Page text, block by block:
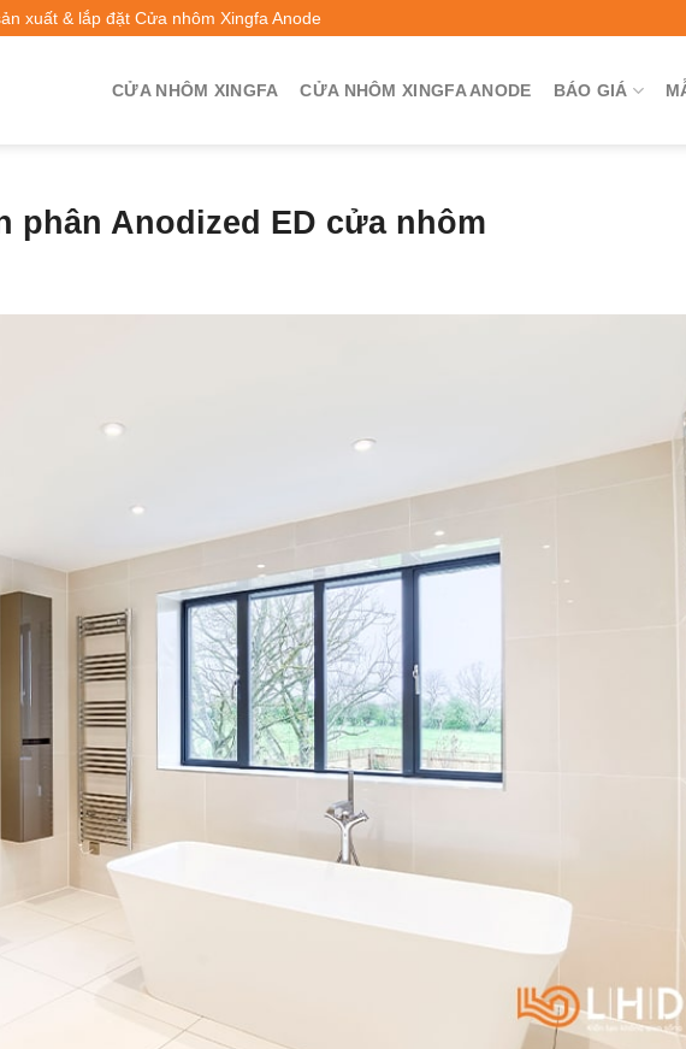
xuất & lắp đặt Cửa nhôm Xingfa Anode
CỬA NHÔM XINGFA CỬA NHÔM XINGFA ANODE BÁO GIÁ
phân Anodized ED cửa nhôm